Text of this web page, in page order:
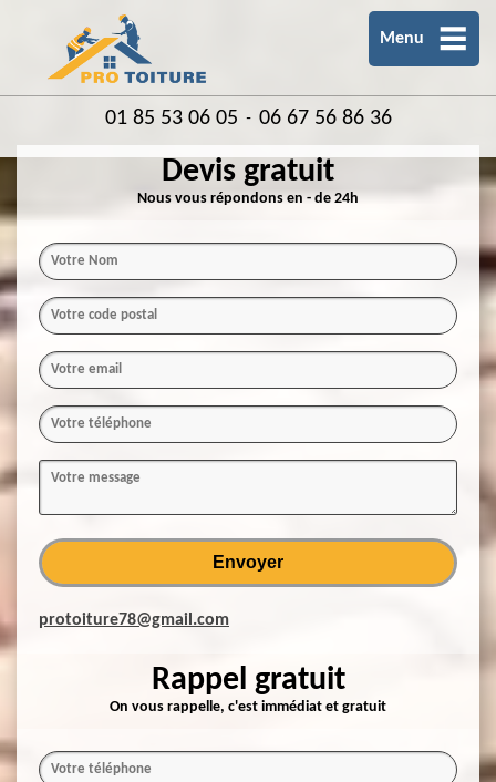
Menu
01 85 53 06 05 - 06 67 56 86 36
Devis gratuit
Nous vous répondons en - de 24h
protoiture78@gmail.com
Rappel gratuit
On vous rappelle, c'est immédiat et gratuit